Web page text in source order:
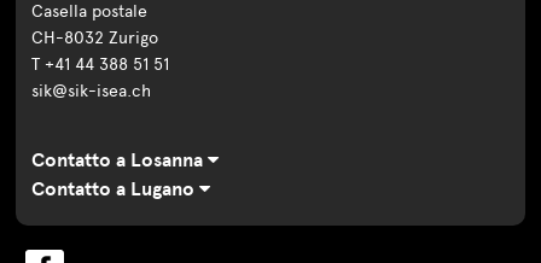
Casella postale
CH-8032 Zurigo
T +41 44 388 51 51
sik@sik-isea.ch
Contatto a Losanna
Contatto a Lugano